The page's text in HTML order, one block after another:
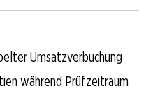
Umsatzverbuchung
während Prüfzeitraum